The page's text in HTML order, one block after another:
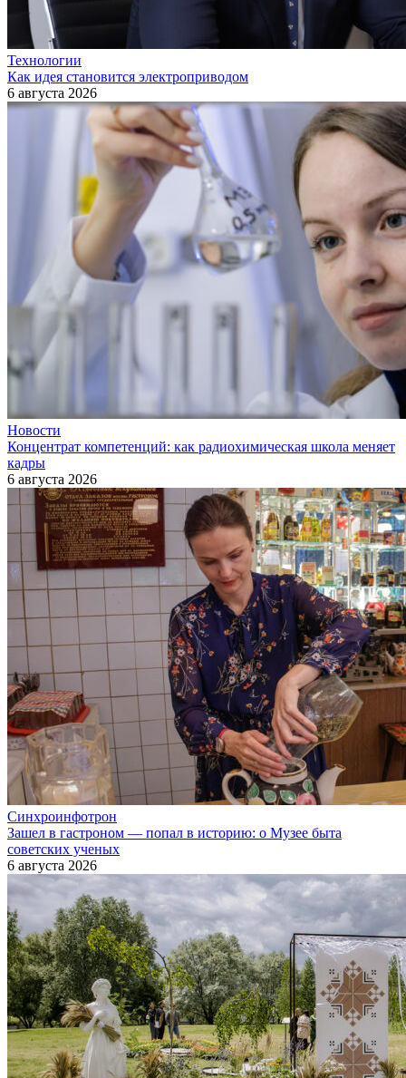
Технологии
Как идея становится электроприводом
6 августа 2026
Новости
Концентрат компетенций: как радиохимическая школа меняет
кадры
6 августа 2026
Синхроинфотрон
Зашел в гастроном — попал в историю: о Музее быта
советских ученых
6 августа 2026